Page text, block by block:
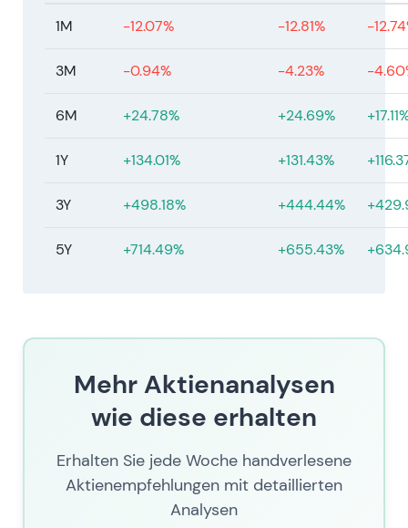
langfristigen Kontrollmaßnahmen gegenüber.
geringere Liquidität, der übergeordnete Trend
Feb. 2026 — HOCHTIEF meldete für GJ 2025
Mio. (+26 % ggü. Vorjahr), getragen von
Auftragskonvertierung; Pressestimmen hoben
Die Wachstumsdynamik gewann weiter an
zunehmend als qualitativ hochwertigerer und
schneller wachsender Bau- und
Konzessionskonzern unter ACS
wahrgenommen; die Investorendiskussion
drehte sich um die Nachhaltigkeit des
Wachstums versus die Dynamik der
Muttergesellschaftskontrolle.
1M -12.07% -12.81% -
3M -0.94% -4.23% -
6M +24.78% +24.69%
1Y +134.01% +131.43%
3Y +498.18% +444.44%
5Y +714.49% +655.43%
Mehr Aktienanalysen
wie diese erhalten
Erhalten Sie jede Woche handverlesene
Aktienempfehlungen mit detaillierten
Analysen